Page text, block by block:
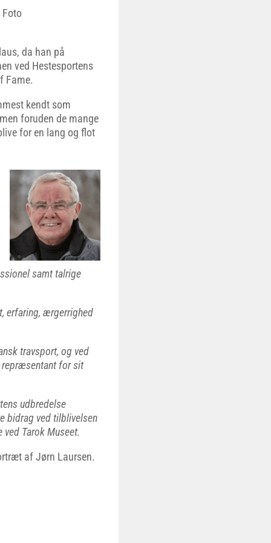
Foto
da han på
ved Hestesportens
Fame.
kendt som
foruden de mange
for en lang og flot
samt talrige
erfaring, ærgerrighed
travsport, og ved
repræsentant for sit
udbredelse
bidrag ved tilblivelsen
Tarok Museet.
af Jørn Laursen.